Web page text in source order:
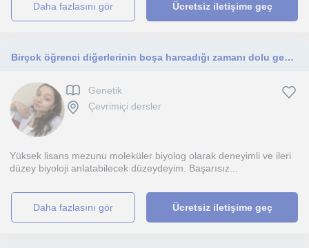
daha fazlasını gör Ücretsiz iletişime geç
Birçok öğrenci diğerlerinin boşa harcadığı zamanı dolu geçirerek başarılı olur. Güçlü bir iletişimle her şey gerçekleşebilir.
Genetik
Çevrimiçi dersler
Yüksek lisans mezunu moleküler biyolog olarak deneyimli ve ileri
düzey biyoloji anlatabilecek düzeydeyim. Başarısız...
daha fazlasını gör Ücretsiz iletişime geç